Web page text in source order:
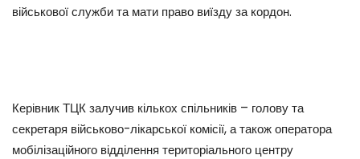
військової служби та мати право виїзду за кордон.
Керівник ТЦК залучив кількох спільників – голову та
секретаря військово-лікарської комісії, а також оператора
мобілізаційного відділення територіального центру